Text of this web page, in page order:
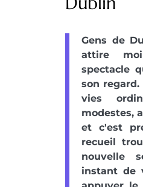
Gens de
attire
spectacle
son regard.
vies
modestes,
et c'est
recueil
nouvelle
instant de